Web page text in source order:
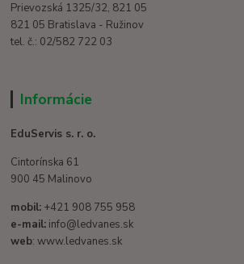
Prievozská 1325/32, 821 05
821 05 Bratislava - Ružinov
tel. č.: 02/582 722 03
Informácie
EduServis s. r. o.
Cintorínska 61
900 45 Malinovo
mobil: +421 908 755 958
e-mail: info@ledvanes.sk
web: www.ledvanes.sk